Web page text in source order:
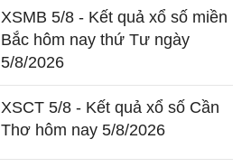
XSMB 5/8 - Kết quả xổ số miền
Bắc hôm nay thứ Tư ngày
5/8/2026
XSCT 5/8 - Kết quả xổ số Cần
Thơ hôm nay 5/8/2026